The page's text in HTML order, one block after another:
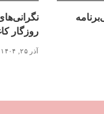
روزگار کاغذ ۳
آذر ۲۵, ۱۴۰۴